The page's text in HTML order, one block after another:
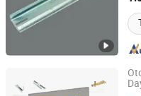
Dazhonghua